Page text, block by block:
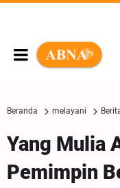
Beranda melayani
Yang Mulia
Pemimpin